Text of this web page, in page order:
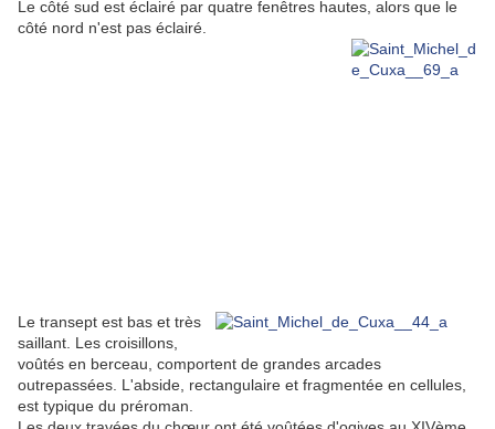
Le côté sud est éclairé par quatre fenêtres hautes, alors que le
côté nord n'est pas éclairé.
Le transept est bas et très
saillant. Les croisillons,
voûtés en berceau, comportent de grandes arcades
outrepassées. L'abside, rectangulaire et fragmentée en cellules,
est typique du préroman.